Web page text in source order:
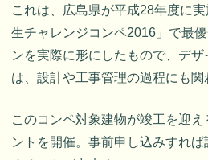
これは、広島県が平成28年度に
生チャレンジコンペ2016」で最
ンを実際に形にしたもので、デ
は、設計や工事管理の過程にも関
このコンペ対象建物が竣工を迎
ントを開催。事前申し込みすれ